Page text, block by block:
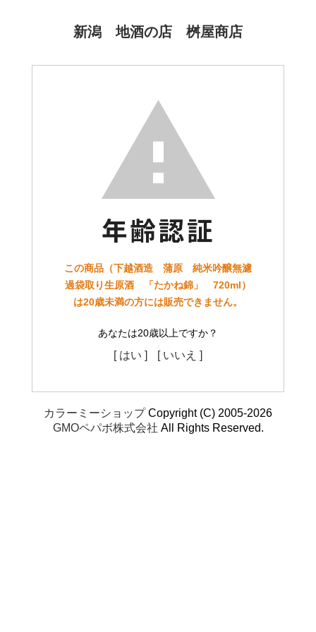
新潟 地酒の店 桝屋商店
この商品（下越酒造 蒲原 純米吟醸無濾
過袋取り生原酒 「たかね錦」 720ml）
は20歳未満の方には販売できません。
あなたは20歳以上ですか？
[ はい ] [ いいえ ]
カラーミーショップCopyright (C) 2005-2026
GMOペパボ株式会社 All Rights Reserved.